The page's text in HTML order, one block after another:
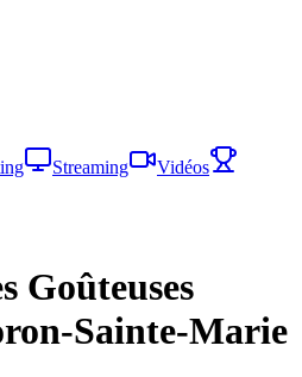
Streaming
Vidéos
Goûteuses
Sainte-Marie